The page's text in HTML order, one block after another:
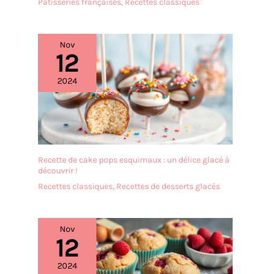
Nov
12
2024
Recette de cake pops esquimaux : un délice glacé à
découvrir !
Recettes classiques, Recettes de desserts glacés
Nov
12
2024